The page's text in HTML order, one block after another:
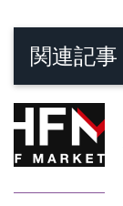
関連記事